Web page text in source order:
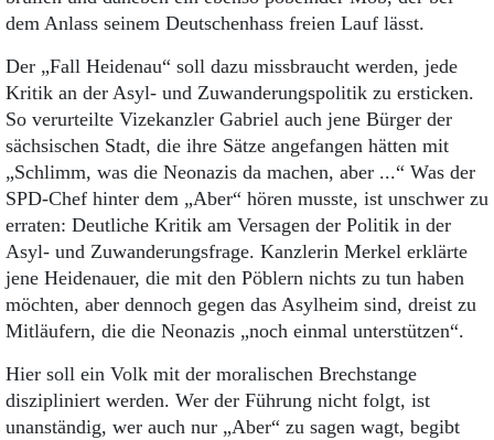
Abo Prämien
Mediadaten
Kontakt
Impressum
Datenschutz
dem Anlass seinem Deutschenhass freien Lauf lässt.
Der „Fall Heidenau“ soll dazu missbraucht werden, jede
Kritik an der Asyl- und Zuwanderungspolitik zu ersticken.
So verurteilte Vizekanzler Gabriel auch jene Bürger der
sächsischen Stadt, die ihre Sätze angefangen hätten mit
„Schlimm, was die Neonazis da machen, aber ...“ Was der
SPD-Chef hinter dem „Aber“ hören musste, ist unschwer zu
erraten: Deutliche Kritik am Versagen der Politik in der
Asyl- und Zuwanderungsfrage. Kanzlerin Merkel erklärte
jene Heidenauer, die mit den Pöblern nichts zu tun haben
möchten, aber dennoch gegen das Asylheim sind, dreist zu
Mitläufern, die die Neonazis „noch einmal unterstützen“.
Hier soll ein Volk mit der moralischen Brechstange
diszipliniert werden. Wer der Führung nicht folgt, ist
unanständig, wer auch nur „Aber“ zu sagen wagt, begibt